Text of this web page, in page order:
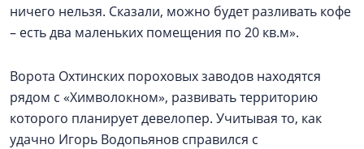
ничего нельзя. Сказали, можно будет разливать кофе
– есть два маленьких помещения по 20 кв.м».
Ворота Охтинских пороховых заводов находятся
рядом с «Химволокном», развивать территорию
которого планирует девелопер. Учитывая то, как
удачно Игорь Водопьянов справился с